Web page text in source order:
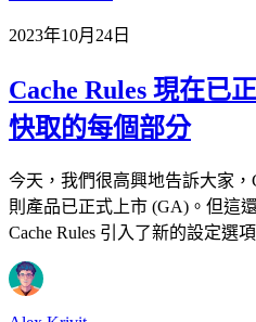
2023年10月24日
Cache Rules 現在已
快取的每個部分
今天，我們很高興地告訴大家，
則產品已正式上市 (GA)。但
Cache Rules 引入了新的設定選項